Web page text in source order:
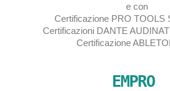
e con
Certificazione PRO TOOLS
Certificazioni DANTE
Certificazione
EMPRO